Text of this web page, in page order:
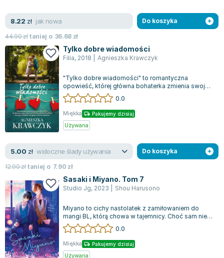
8.22 zł jak nowa
44.90złtaniej o 36.68 zł
Do koszyka
Tylko dobre wiadomości
Filia, 2018 Agnieszka Krawczyk
"Tylko dobre wiadomości" to romantyczna
opowieść, której główna bohaterka zmienia swoje
życie, podejmując odważne decyzje i otwier...
0.0
Miękka Pakujemy dzisiaj
Używana
5.00 zł widoczne ślady używania
12.90złtaniej o 7.90 zł
Do koszyka
Sasaki i Miyano. Tom 7
Studio Jg, 2023 Shou Harusono
Miyano to cichy nastolatek z zamiłowaniem do
mangi BL, którą chowa w tajemnicy. Choć sam nie
dąży do podobnych przygód miłosnych w...
0.0
Miękka Pakujemy dzisiaj
Używana